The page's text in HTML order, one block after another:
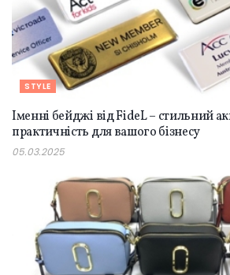
STYLE
Іменні бейджі від FideL – стильний
практичність для вашого бізнесу
05.03.2025